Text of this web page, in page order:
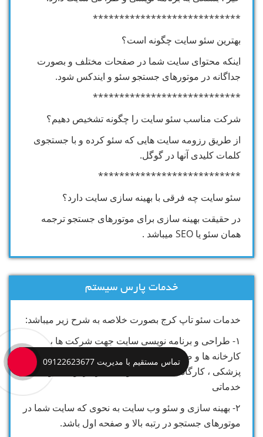
****************************
بهترین سئو سایت چگونه است؟
اینکه محتوای سایت شما در صفحات مختلف و بصورت
جداگانه در موتورهای جستجو سئو و ایندکس شود.
****************************
شرکت مناسب سئو سایت را چگونه تشخیص دهیم؟
از طریق رزومه سایت هایی که سئو کرده و با جستجوی
کلمات کلیدی آنها در گوگل.
***************************
سئو سایت چه فرقی با بهینه سازی سایت دارد؟
در حقیقت بهینه سازی برای موتورهای جستجو ترجمه
همان سئو یا SEO میباشد .
خدمات پارس سیستم
خدمات سئو تاپ کرج بصورت خلاصه به شرح زیر میباشد:
۱- طراحی و برنامه نویسی سایت جهت شرکت ها ،
کارخانه ها و صنایع ، فروشگاه ها ، مراکز درمانی و
پزشکی ، کارگاه های صنعتی و کلیه مراکز تولیدی و
خدماتی
۲- بهینه سازی و سئو وب سایت به نحوی که سایت شما در
موتورهای جستجو در رتبه بالا و صفحه اول باشد.
تماس مستقیم با مدیریت 09122623677